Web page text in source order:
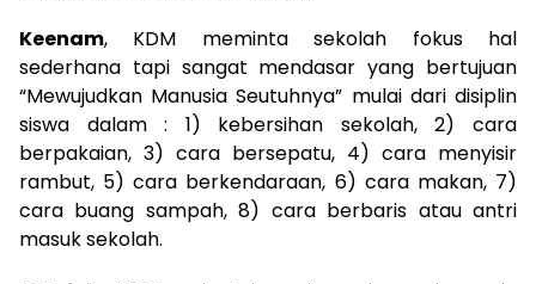
Keenam, KDM meminta sekolah fokus hal
sederhana tapi sangat mendasar yang bertujuan
“Mewujudkan Manusia Seutuhnya” mulai dari disiplin
siswa dalam : 1) kebersihan sekolah, 2) cara
berpakaian, 3) cara bersepatu, 4) cara menyisir
rambut, 5) cara berkendaraan, 6) cara makan, 7)
cara buang sampah, 8) cara berbaris atau antri
masuk sekolah.